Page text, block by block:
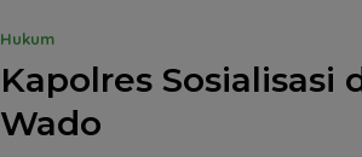
Hukum
Kapolres Sosialisasi
Wado